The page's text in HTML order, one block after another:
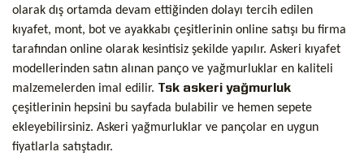
olarak dış ortamda devam ettiğinden dolayı tercih edilen
kıyafet, mont, bot ve ayakkabı çeşitlerinin online satışı bu firma
tarafından online olarak kesintisiz şekilde yapılır. Askeri kıyafet
modellerinden satın alınan panço ve yağmurluklar en kaliteli
malzemelerden imal edilir. Tsk askeri yağmurluk
çeşitlerinin hepsini bu sayfada bulabilir ve hemen sepete
ekleyebilirsiniz. Askeri yağmurluklar ve pançolar en uygun
fiyatlarla satıştadır.